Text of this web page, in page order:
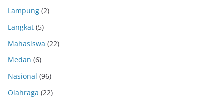
Lampung (2)
Langkat (5)
Mahasiswa (22)
Medan (6)
Nasional (96)
Olahraga (22)